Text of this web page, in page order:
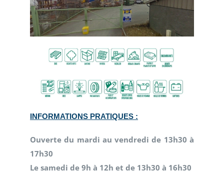
INFORMATIONS PRATIQUES :
Ouverte du mardi au vendredi de 13h30 à
17h30
Le samedi de 9h à 12h et de 13h30 à 16h30